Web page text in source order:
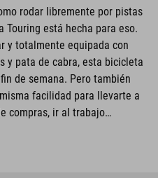
rodar libremente por pistas
Touring está hecha para eso.
y totalmente equipada con
y pata de cabra, esta bicicleta
de semana. Pero también
facilidad para llevarte a
compras, ir al trabajo…